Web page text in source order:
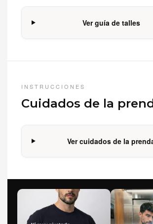
Ver guía de talles
INSTRUCCIONES
Cuidados de la
Ver cuidados de la